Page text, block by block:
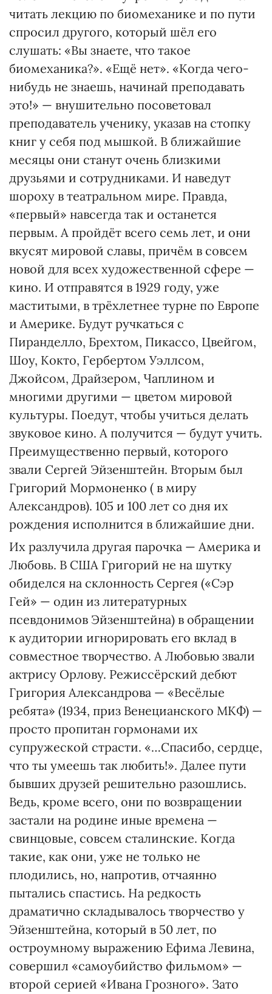
читать лекцию по биомеханике и по пути
спросил другого, который шёл его
слушать: «Вы знаете, что такое
биомеханика?». «Ещё нет». «Когда чего-
нибудь не знаешь, начинай преподавать
это!» — внушительно посоветовал
преподаватель ученику, указав на стопку
книг у себя под мышкой. В ближайшие
месяцы они станут очень близкими
друзьями и сотрудниками. И наведут
шороху в театральном мире. Правда,
«первый» навсегда так и останется
первым. А пройдёт всего семь лет, и они
вкусят мировой славы, причём в совсем
новой для всех художественной сфере —
кино. И отправятся в 1929 году, уже
маститыми, в трёхлетнее турне по Европе
и Америке. Будут ручкаться с
Пиранделло, Брехтом, Пикассо, Цвейгом,
Шоу, Кокто, Гербертом Уэллсом,
Джойсом, Драйзером, Чаплином и
многими другими — цветом мировой
культуры. Поедут, чтобы учиться делать
звуковое кино. А получится — будут учить.
Преимущественно первый, которого
звали Сергей Эйзенштейн. Вторым был
Григорий Мормоненко ( в миру
Александров). 105 и 100 лет со дня их
рождения исполнится в ближайшие дни.
Их разлучила другая парочка — Америка и
Любовь. В США Григорий не на шутку
обиделся на склонность Сергея («Сэр
Гей» — один из литературных
псевдонимов Эйзенштейна) в обращении
к аудитории игнорировать его вклад в
совместное творчество. А Любовью звали
актрису Орлову. Режиссёрский дебют
Григория Александрова — «Весёлые
ребята» (1934, приз Венецианского МКФ) —
просто пропитан гормонами их
супружеской страсти. «…Спасибо, сердце,
что ты умеешь так любить!». Далее пути
бывших друзей решительно разошлись.
Ведь, кроме всего, они по возвращении
застали на родине иные времена —
свинцовые, совсем сталинские. Когда
такие, как они, уже не только не
плодились, но, напротив, отчаянно
пытались спастись. На редкость
драматично складывалось творчество у
Эйзенштейна, который в 50 лет, по
остроумному выражению Ефима Левина,
совершил «самоубийство фильмом» —
второй серией «Ивана Грозного». Зато